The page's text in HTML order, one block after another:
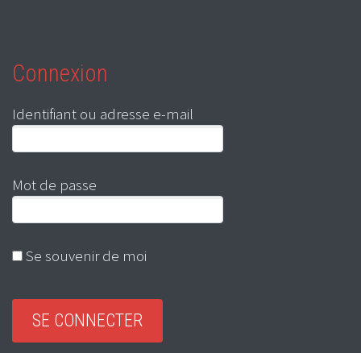
Connexion
Identifiant ou adresse e-mail
Mot de passe
Se souvenir de moi